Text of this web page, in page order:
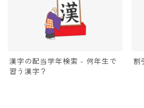
漢字の配当学年検索 - 何年生で
習う漢字？
割